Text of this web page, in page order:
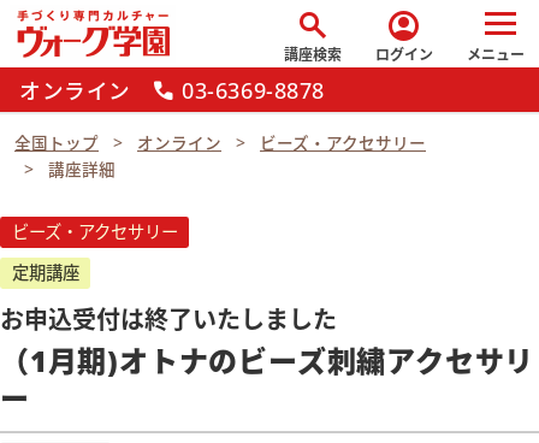
search
講座検索
account_circle
ログイン メニュー
オンライン call 03-6369-8878
全国トップ オンライン
ビーズ・アクセサリー
講座詳細
ビーズ・アクセサリー
定期講座
お申込受付は終了いたしました
（1月期)オトナのビーズ刺繍アクセサリ
ー